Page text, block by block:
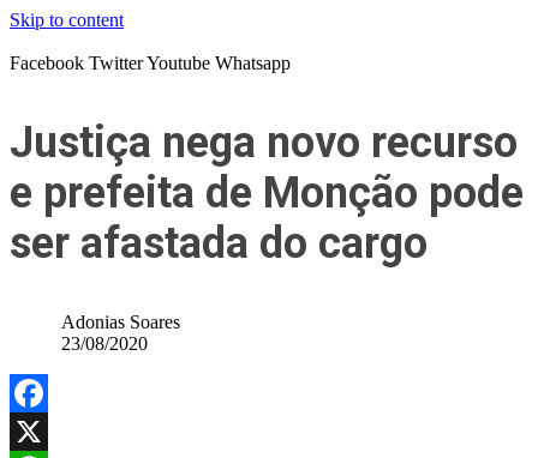
Skip to content
Facebook TwitterYoutube Whatsapp
Justiça nega novo recurso
e prefeita de Monção pode
ser afastada do cargo
Adonias Soares
23/08/2020
Facebook